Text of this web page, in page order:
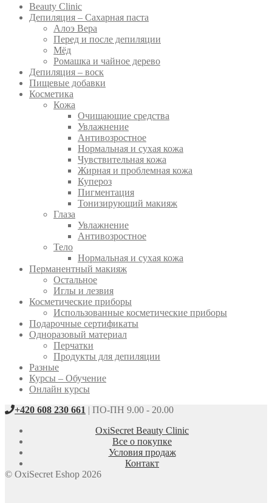
Beauty Clinic
Депиляция – Сахарная паста
Алоэ Вера
Перед и после депиляции
Мёд
Ромашка и чайное дерево
Депиляция – воск
Пищевые добавки
Косметика
Кожа
Очищающие средства
Увлажнение
Антивозростное
Нормальная и сухая кожа
Чувствительная кожа
Жирная и проблемная кожа
Купероз
Пигментация
Тонизирующий макияж
Глаза
Увлажнение
Антивозростное
Тело
Нормальная и сухая кожа
Перманентный макияж
Остальное
Иглы и лезвия
Косметические приборы
Использованные косметические приборы
Подарочные сертификаты
Одноразовый материал
Перчатки
Продукты для депиляции
Разные
Курсы – Обучение
Онлайн курсы
+420 608 230 661 | ПО-ПН 9.00 - 20.00
OxiSecret Beauty Clinic
Все о покупке
Условия продаж
Контакт
© OxiSecret Eshop 2026